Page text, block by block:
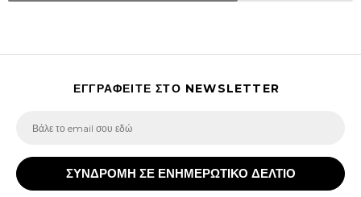
ΕΓΓΡΑΦΕΙΤΕ ΣΤΟ NEWSLETTER
ΣΥΝΔΡΟΜΗ ΣΕ ΕΝΗΜΕΡΩΤΙΚΟ ΔΕΛΤΙΟ